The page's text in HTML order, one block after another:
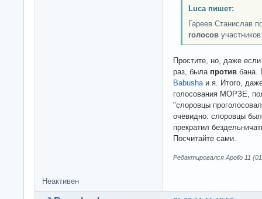
Luca пишет:
Гареев Станислав
голосов
Простите, но, даже
раз, была против бана.
Babusha и я. Итого,
голосования МОРЗЕ,
"слоровцы
очевидно: слоровцы
прекратил
Посчитайте сами.
Редактировался Apollo 11
Неактивен